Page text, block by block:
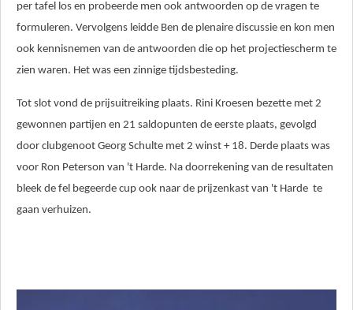
per tafel los en probeerde men ook antwoorden op de vragen te
formuleren. Vervolgens leidde Ben de plenaire discussie en kon men
ook kennisnemen van de antwoorden die op het projectiescherm te
zien waren. Het was een zinnige tijdsbesteding.
Tot slot vond de prijsuitreiking plaats. Rini Kroesen bezette met 2
gewonnen partijen en 21 saldopunten de eerste plaats, gevolgd
door clubgenoot Georg Schulte met 2 winst + 18. Derde plaats was
voor Ron Peterson van 't Harde. Na doorrekening van de resultaten
bleek de fel begeerde cup ook naar de prijzenkast van 't Harde te
gaan verhuizen.